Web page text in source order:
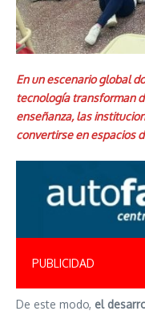
En un escenario global
tecnología transforman
enseñanza, las
convertirse en espacios
PUBLICIDAD
De este modo, el